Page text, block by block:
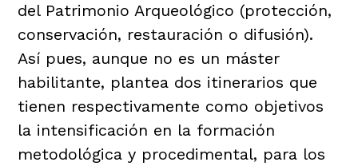
del Patrimonio Arqueológico (protección,
conservación, restauración o difusión).
Así pues, aunque no es un máster
habilitante, plantea dos itinerarios que
tienen respectivamente como objetivos
la intensificación en la formación
metodológica y procedimental, para los